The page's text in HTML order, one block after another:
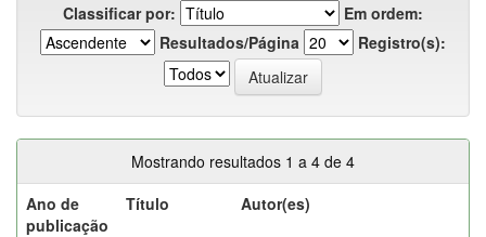
Classificar por:
Em ordem:
Resultados/Página
Registro(s):
Mostrando resultados 1 a 4 de 4
Ano de
publicação
Título Autor(es)